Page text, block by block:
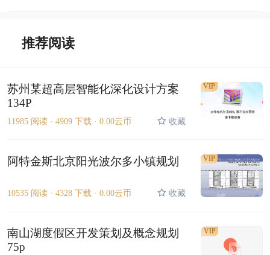
推荐阅读
苏州某超高层智能化深化设计方案
134P
11985 阅读 · 4909 下载 · 0.00云币 收藏
VIP
阿特金斯北京阳光波尔多小镇规划
10535 阅读 · 4328 下载 · 0.00云币 收藏
VIP
南山湖度假区开发策划及概念规划
75p
VIP